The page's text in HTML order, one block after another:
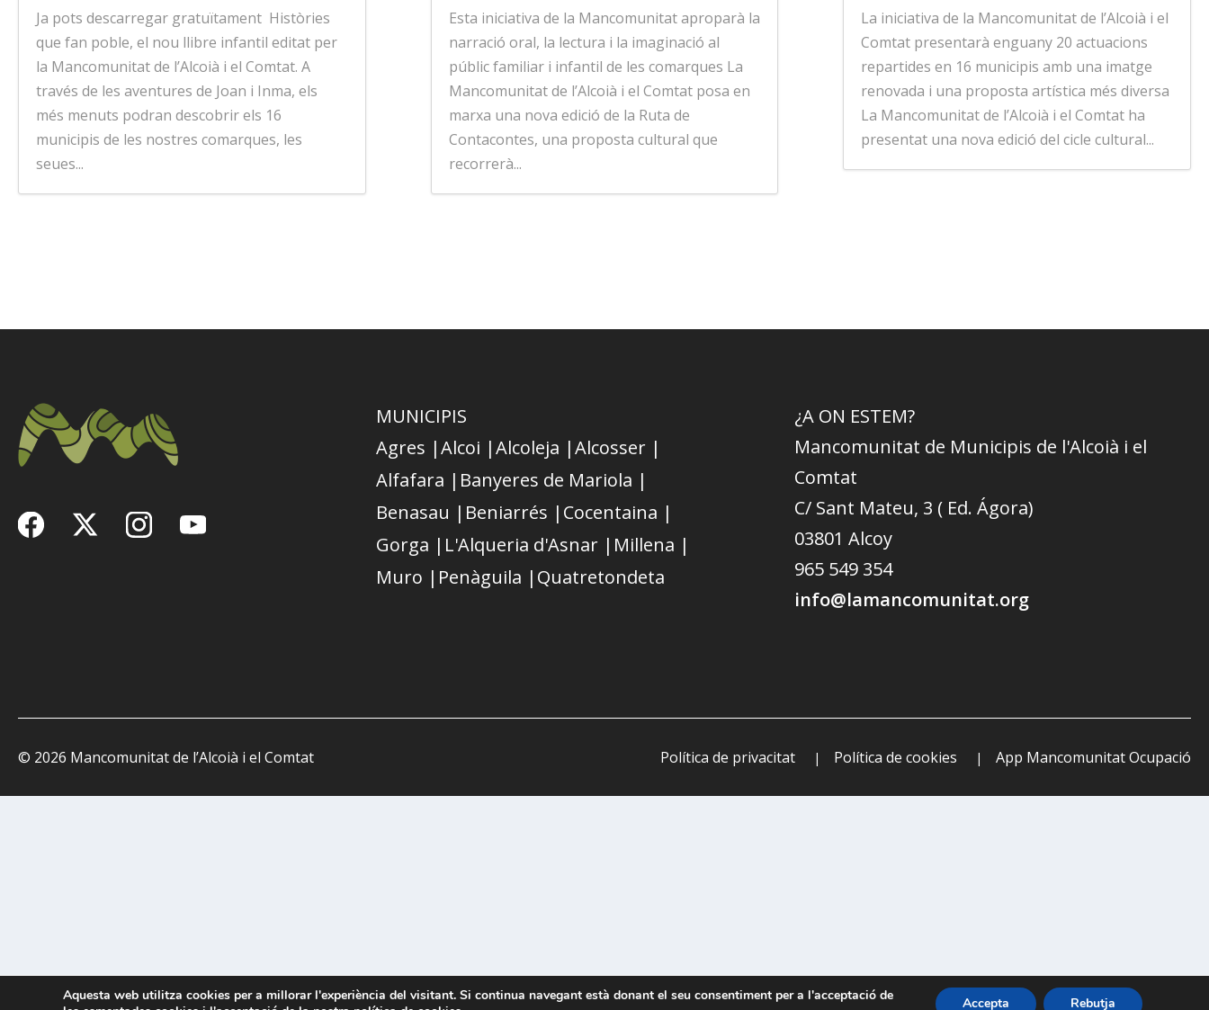
Ja pots descarregar gratuïtament Històries
que fan poble, el nou llibre infantil editat per
la Mancomunitat de l’Alcoià i el Comtat. A
través de les aventures de Joan i Inma, els
més menuts podran descobrir els 16
municipis de les nostres comarques, les
seues...
Esta iniciativa de la Mancomunitat aproparà la
narració oral, la lectura i la imaginació al
públic familiar i infantil de les comarques La
Mancomunitat de l’Alcoià i el Comtat posa en
marxa una nova edició de la Ruta de
Contacontes, una proposta cultural que
recorrerà...
La iniciativa de la Mancomunitat de l’Alcoià i el
Comtat presentarà enguany 20 actuacions
repartides en 16 municipis amb una imatge
renovada i una proposta artística més diversa
La Mancomunitat de l’Alcoià i el Comtat ha
presentat una nova edició del cicle cultural...
MUNICIPIS
Agres |Alcoi |Alcoleja |Alcosser |
Alfafara | Banyeres de Mariola |
Benasau | Beniarrés | Cocentaina |
Gorga | L'Alqueria d'Asnar | Millena |
Muro | Penàguila | Quatretondeta
¿A ON ESTEM?
Mancomunitat de Municipis de l'Alcoià i el
Comtat
C/ Sant Mateu, 3 ( Ed. Ágora)
03801 Alcoy
965 549 354
info@lamancomunitat.org
© 2026 Mancomunitat de l’Alcoià i el Comtat Política de privacitat Política de cookies App Mancomunitat Ocupació
Aquesta web utilitza cookies per a millorar l'experiència del visitant. Si continua navegant està donant el seu consentiment per a l'acceptació de
Accepta Rebutja